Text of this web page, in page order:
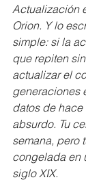
Actualización
Orion. Y lo
simple: si la
que repiten
actualizar el
generaciones
datos de hace
absurdo. Tu
semana, pero
congelada en
siglo XIX.